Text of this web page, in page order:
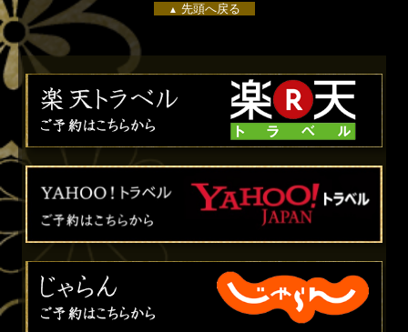
▲ 先頭へ戻る